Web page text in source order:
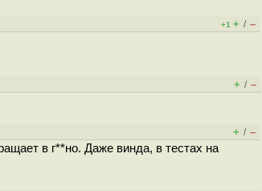
+1 + / –
+ / –
+ / –
в г**но. Даже винда, в тестах на